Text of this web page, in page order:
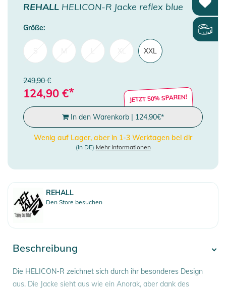
REHALL HELICON-R Jacke reflex blue
Größe:
XXL
249,90 €
124,90 €* JETZT 50% SPAREN!
In den Warenkorb | 124,90€*
Wenig auf Lager, aber in 1-3 Werktagen bei dir
(in DE) Mehr Informationen
REHALL
Den Store besuchen
Beschreibung
Die HELICON-R zeichnet sich durch ihr besonderes Design
aus. Die Jacke sieht aus wie ein Anorak, aber dank des